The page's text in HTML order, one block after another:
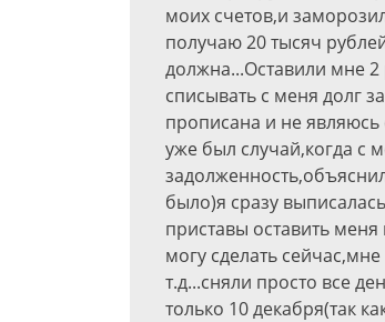
моих счетов,и
получаю 20 тысяч
должна...Оставили мне
списывать с меня долг
прописана и не являюсь
уже был случай,когда с
было)я сразу
приставы оставить
могу сделать
т.д...сняли просто все
только 10 декабря(так